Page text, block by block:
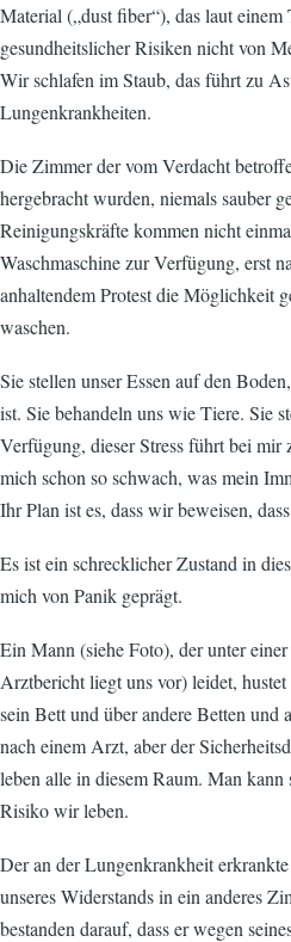
Material („dust fiber“), das laut
gesundheitslicher Risiken nicht von
Wir schlafen im Staub, das führt zu
Lungenkrankheiten.
Die Zimmer der vom Verdacht
hergebracht wurden, niemals sauber
Reinigungskräfte kommen nicht
Waschmaschine zur Verfügung, erst
anhaltendem Protest die Möglichkeit
waschen.
Sie stellen unser Essen auf den
ist. Sie behandeln uns wie Tiere. Sie
Verfügung, dieser Stress führt bei
mich schon so schwach, was mein
Ihr Plan ist es, dass wir beweisen,
Es ist ein schrecklicher Zustand in
mich von Panik geprägt.
Ein Mann (siehe Foto), der unter
Arztbericht liegt uns vor) leidet,
sein Bett und über andere Betten und
nach einem Arzt, aber der
leben alle in diesem Raum. Man
Risiko wir leben.
Der an der Lungenkrankheit
unseres Widerstands in ein anderes
bestanden darauf, dass er wegen